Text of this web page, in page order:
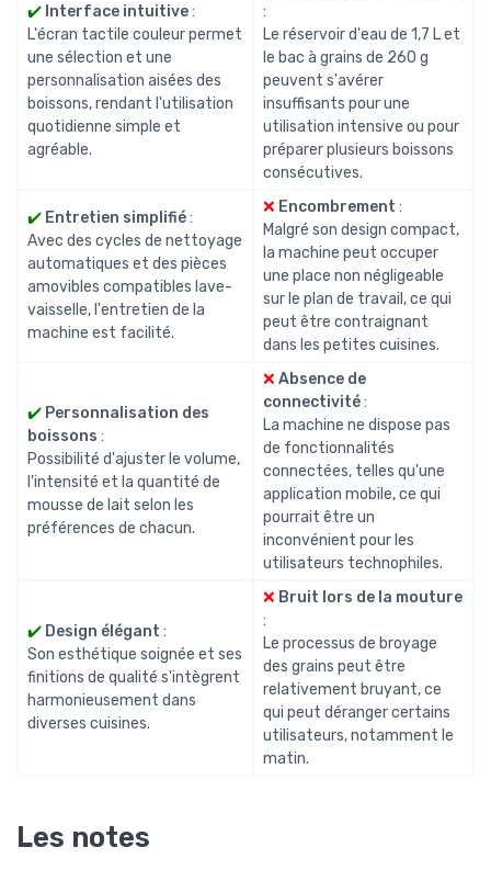
✔️ Interface intuitive:
L'écran tactile couleur permet
une sélection et une
personnalisation aisées des
boissons, rendant l'utilisation
quotidienne simple et
agréable.
:
Le réservoir d'eau de 1,7 L et
le bac à grains de 260 g
peuvent s'avérer
insuffisants pour une
utilisation intensive ou pour
préparer plusieurs boissons
consécutives.
✔️ Entretien simplifié:
Avec des cycles de nettoyage
automatiques et des pièces
amovibles compatibles lave-
vaisselle, l'entretien de la
machine est facilité.
❌ Encombrement :
Malgré son design compact,
la machine peut occuper
une place non négligeable
sur le plan de travail, ce qui
peut être contraignant
dans les petites cuisines.
✔️ Personnalisation des
boissons :
Possibilité d'ajuster le volume,
l'intensité et la quantité de
mousse de lait selon les
préférences de chacun.
❌ Absence de
connectivité:
La machine ne dispose pas
de fonctionnalités
connectées, telles qu'une
application mobile, ce qui
pourrait être un
inconvénient pour les
utilisateurs technophiles.
✔️ Design élégant :
Son esthétique soignée et ses
finitions de qualité s'intègrent
harmonieusement dans
diverses cuisines.
❌ Bruit lors de la mouture
:
Le processus de broyage
des grains peut être
relativement bruyant, ce
qui peut déranger certains
utilisateurs, notamment le
matin.
Les notes